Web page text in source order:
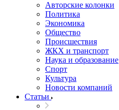
Авторские колонки
Политика
Экономика
Общество
Происшествия
ЖКХ и транспорт
Наука и образование
Спорт
Культура
Новости компаний
Статьи